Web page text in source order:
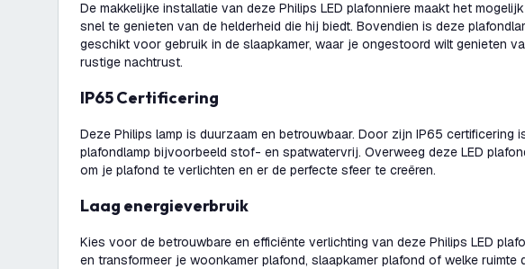
De makkelijke installatie van deze Philips LED plafonniere maakt het
snel te genieten van de helderheid die hij biedt. Bovendien is deze
geschikt voor gebruik in de slaapkamer, waar je ongestoord wilt genieten
rustige nachtrust.
IP65 Certificering
Deze Philips lamp is duurzaam en betrouwbaar. Door zijn IP65 certificering
plafondlamp bijvoorbeeld stof- en spatwatervrij. Overweeg deze LED
om je plafond te verlichten en er de perfecte sfeer te creëren.
Laag energieverbruik
Kies voor de betrouwbare en efficiënte verlichting van deze Philips LED
en transformeer je woonkamer plafond, slaapkamer plafond of welke ruimte